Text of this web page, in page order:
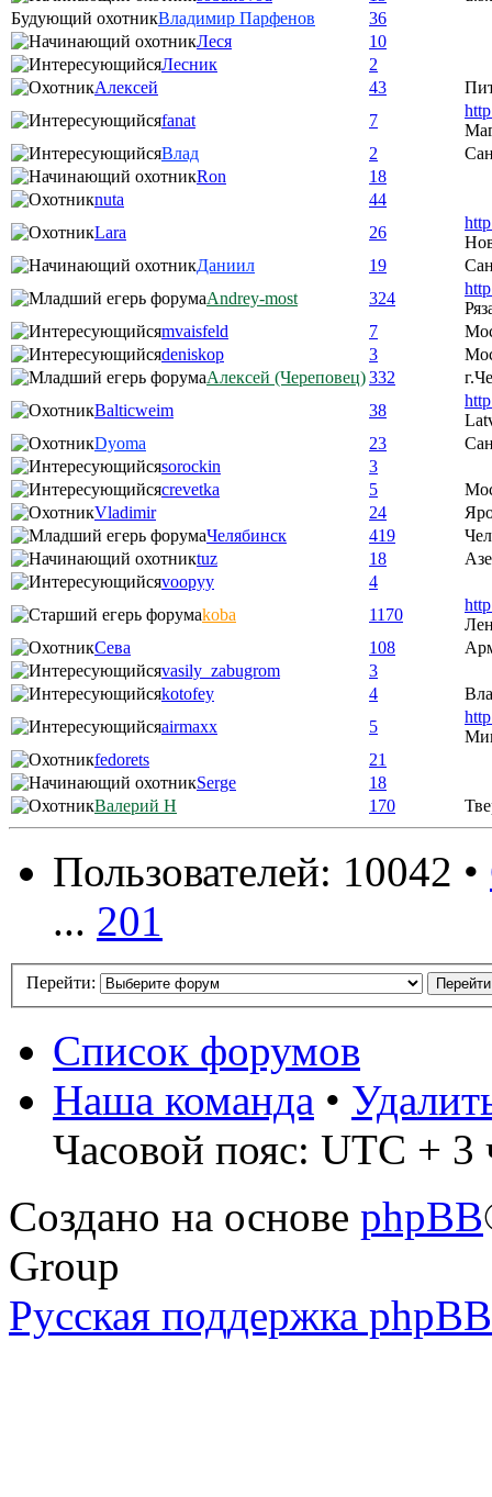
Будующий охотникВладимир Парфенов
36
Леся
10
Лесник
2
Алексей
43
fanat
7
Влад
2
Ron
18
nuta
44
Lara
26
Даниил
19
Andrey-most
324
mvaisfeld
7
deniskop
3
Алексей (Череповец)332
Balticweim
38
Dyoma
23
sorockin
3
crevetka
5
Vladimir
24
Челябинск
419
tuz
18
voopyy
4
koba
1170
Сева
108
vasily_zabugrom
3
kotofey
4
airmaxx
5
fedorets
21
Serge
18
Валерий Н
170
Пользователей: 10042 •
... 201
Перейти:
Список форумов
Наша команда •
Часовой пояс: UTC + 3
Создано на основе phpBB
Group
Русская поддержка phpBB